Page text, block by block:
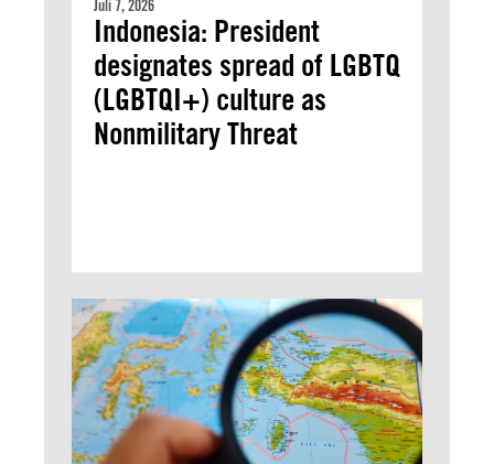
Juli 7, 2026
Indonesia: President
designates spread of LGBTQ
(LGBTQI+) culture as
Nonmilitary Threat